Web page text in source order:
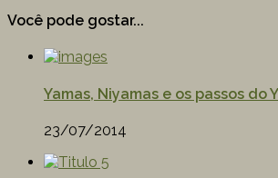
Você pode gostar...
Yamas, Niyamas e os passos do
23/07/2014